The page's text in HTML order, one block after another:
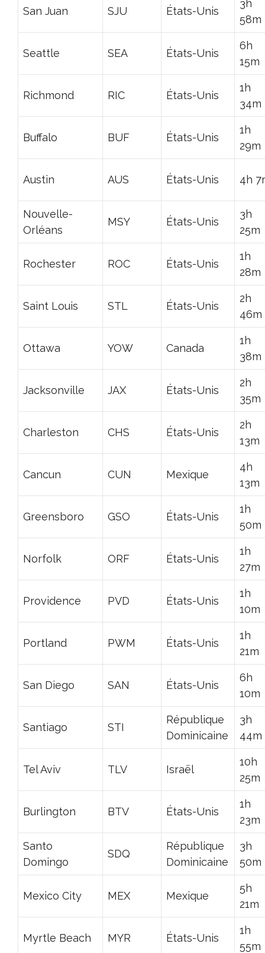
San Juan SJU États-Unis
3h
58m
Seattle SEA États-Unis
6h
15m
Richmond RIC États-Unis
1h
34m
Buffalo BUF États-Unis
1h
29m
Austin AUS États-Unis 4h
Nouvelle-
Orléans
MSY États-Unis
3h
25m
Rochester ROC États-Unis
1h
28m
Saint Louis STL États-Unis
2h
46m
Ottawa YOW Canada
1h
38m
Jacksonville JAX États-Unis
2h
35m
Charleston CHS États-Unis
2h
13m
Cancun CUN Mexique
4h
13m
Greensboro GSO États-Unis
1h
50m
Norfolk ORF États-Unis
1h
27m
Providence PVD États-Unis
1h
10m
Portland PWM États-Unis
1h
21m
San Diego SAN États-Unis
6h
10m
Santiago STI
République
Dominicaine
3h
44m
Tel Aviv TLV Israël
10h
25m
Burlington BTV États-Unis
1h
23m
Santo
Domingo
SDQ
République
Dominicaine
3h
50m
Mexico City MEX Mexique
5h
21m
Myrtle Beach MYR États-Unis
1h
55m